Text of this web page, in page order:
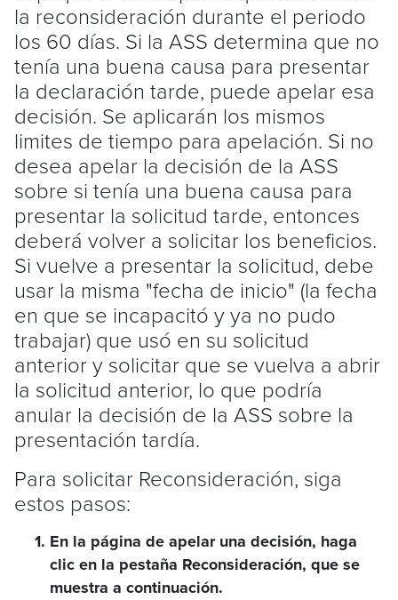
la reconsideración durante el periodo
los 60 días. Si la ASS determina que no
tenía una buena causa para presentar
la declaración tarde, puede apelar esa
decisión. Se aplicarán los mismos
limites de tiempo para apelación. Si no
desea apelar la decisión de la ASS
sobre si tenía una buena causa para
presentar la solicitud tarde, entonces
deberá volver a solicitar los beneficios.
Si vuelve a presentar la solicitud, debe
usar la misma "fecha de inicio" (la fecha
en que se incapacitó y ya no pudo
trabajar) que usó en su solicitud
anterior y solicitar que se vuelva a abrir
la solicitud anterior, lo que podría
anular la decisión de la ASS sobre la
presentación tardía.
Para solicitar Reconsideración, siga
estos pasos:
En la página de apelar una decisión, haga
clic en la pestaña Reconsideración, que se
muestra a continuación.